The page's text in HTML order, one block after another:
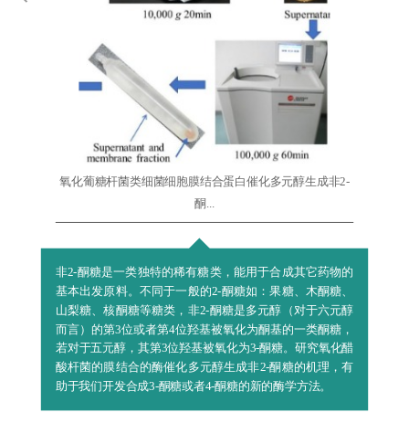
氧化葡糖杆菌类细菌细胞膜结合蛋白催化多元醇生成非2-
酮...
非2-酮糖是一类独特的稀有糖类，能用于合成其它药物的
基本出发原料。不同于一般的2-酮糖如：果糖、木酮糖、
山梨糖、核酮糖等糖类，非2-酮糖是多元醇（对于六元醇
而言）的第3位或者第4位羟基被氧化为酮基的一类酮糖，
若对于五元醇，其第3位羟基被氧化为3-酮糖。研究氧化醋
酸杆菌的膜结合的酶催化多元醇生成非2-酮糖的机理，有
助于我们开发合成3-酮糖或者4-酮糖的新的酶学方法。